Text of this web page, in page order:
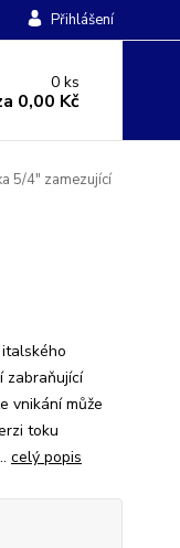
Přihlášení
0ks
0,00 Kč
5/4" zamezující
zabraňující
vnikání může
toku
celý popis